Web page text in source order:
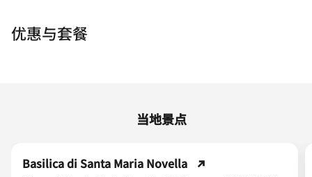
优惠与套餐
当地景点
Basilica di Santa Maria Novella